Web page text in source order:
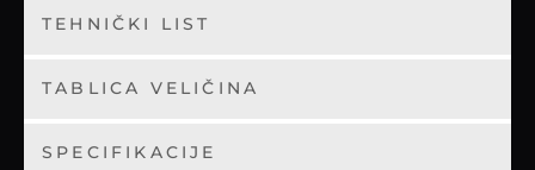
TEHNIČKI LIST
TABLICA VELIČINA
SPECIFIKACIJE